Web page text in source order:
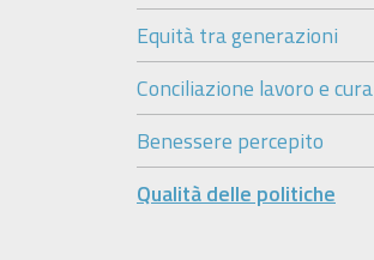
Equità tra generazioni
Conciliazione lavoro e cura
Benessere percepito
Qualità delle politiche